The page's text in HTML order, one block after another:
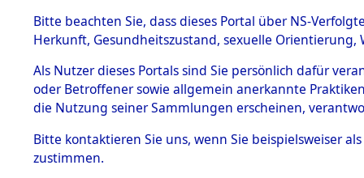
BESTÄNDE
Inhaftierungsdoku
mente
1.2.9 Beim ITS
verwahrte
1.2.9.1
Effekten aus
0002
Bitte beachten Sie, dass dieses Portal über NS-
Herkunft, Gesundheitszustand, sexuelle
Als Nutzer dieses Portals sind Sie persönlich dafür
oder Betroffener sowie allgemein anerkannte
die Nutzung seiner Sammlungen erscheinen,
Bitte kontaktieren Sie uns, wenn Sie beispielsweiser
zustimmen.